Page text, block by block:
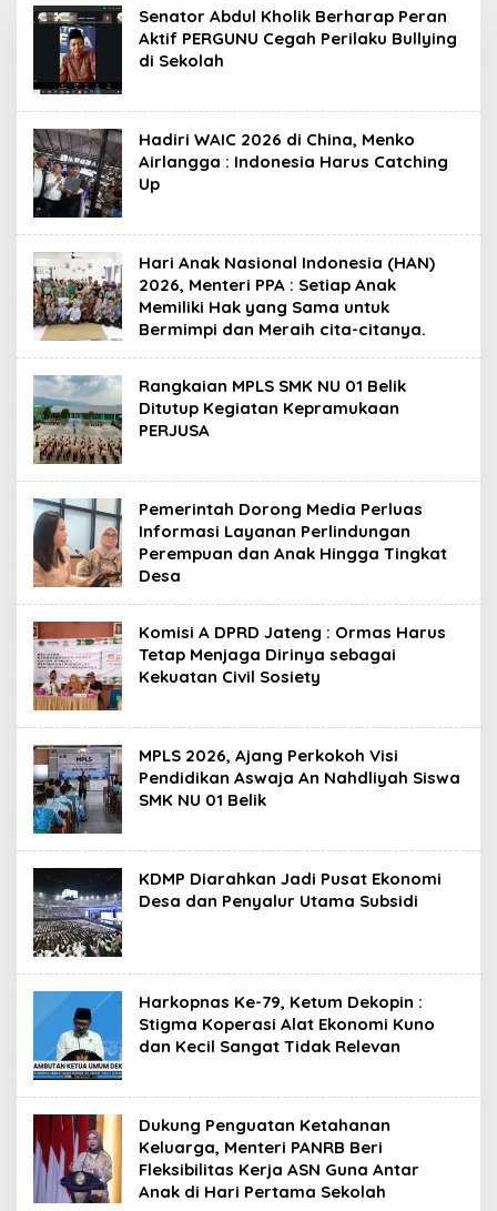
Mediasi.co
Senator Abdul Kholik Berharap Peran
Aktif PERGUNU Cegah Perilaku Bullying
di Sekolah
Hadiri WAIC 2026 di China, Menko
Airlangga : Indonesia Harus Catching
Up
Hari Anak Nasional Indonesia (HAN)
2026, Menteri PPA : Setiap Anak
Memiliki Hak yang Sama untuk
Bermimpi dan Meraih cita-citanya.
Rangkaian MPLS SMK NU 01 Belik
Ditutup Kegiatan Kepramukaan
PERJUSA
Pemerintah Dorong Media Perluas
Informasi Layanan Perlindungan
Perempuan dan Anak Hingga Tingkat
Desa
Komisi A DPRD Jateng : Ormas Harus
Tetap Menjaga Dirinya sebagai
Kekuatan Civil Sosiety
MPLS 2026, Ajang Perkokoh Visi
Pendidikan Aswaja An Nahdliyah Siswa
SMK NU 01 Belik
KDMP Diarahkan Jadi Pusat Ekonomi
Desa dan Penyalur Utama Subsidi
Harkopnas Ke-79, Ketum Dekopin :
Stigma Koperasi Alat Ekonomi Kuno
dan Kecil Sangat Tidak Relevan
Dukung Penguatan Ketahanan
Keluarga, Menteri PANRB Beri
Fleksibilitas Kerja ASN Guna Antar
Anak di Hari Pertama Sekolah